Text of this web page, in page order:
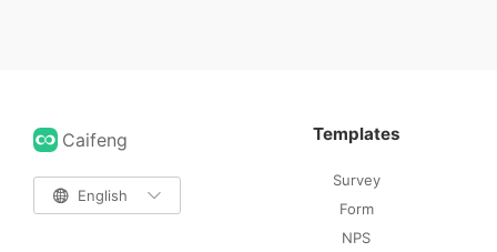
Caifeng
 English 
Templates
Survey
Form
NPS